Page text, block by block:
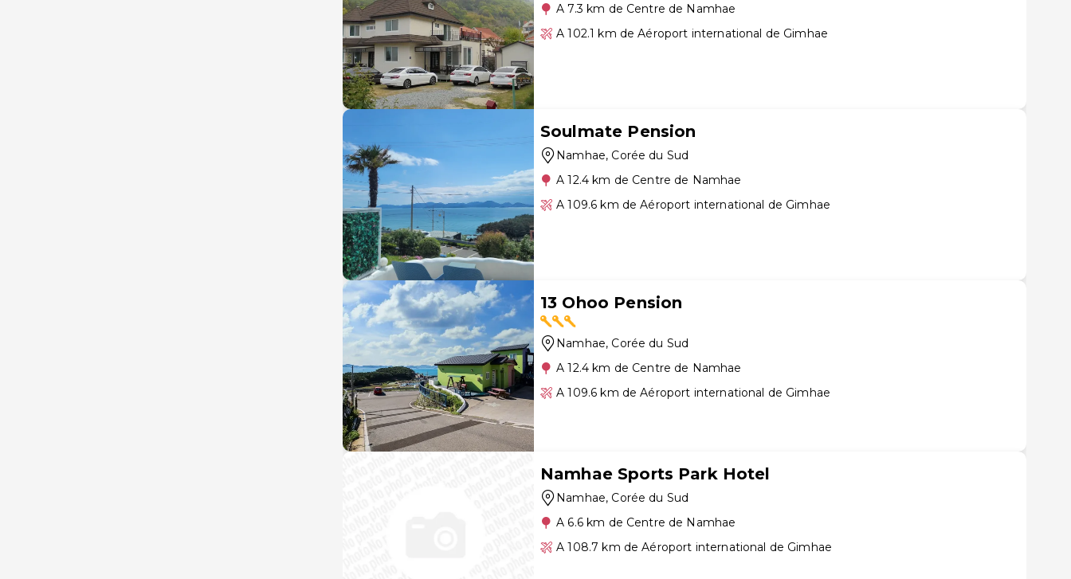
A 7.3 km de Centre de Namhae
A 102.1 km de Aéroport international de Gimhae
Soulmate Pension
Namhae, Corée du Sud
A 12.4 km de Centre de Namhae
A 109.6 km de Aéroport international de Gimhae
13 Ohoo Pension
Namhae, Corée du Sud
A 12.4 km de Centre de Namhae
A 109.6 km de Aéroport international de Gimhae
Namhae Sports Park Hotel
Namhae, Corée du Sud
A 6.6 km de Centre de Namhae
A 108.7 km de Aéroport international de Gimhae